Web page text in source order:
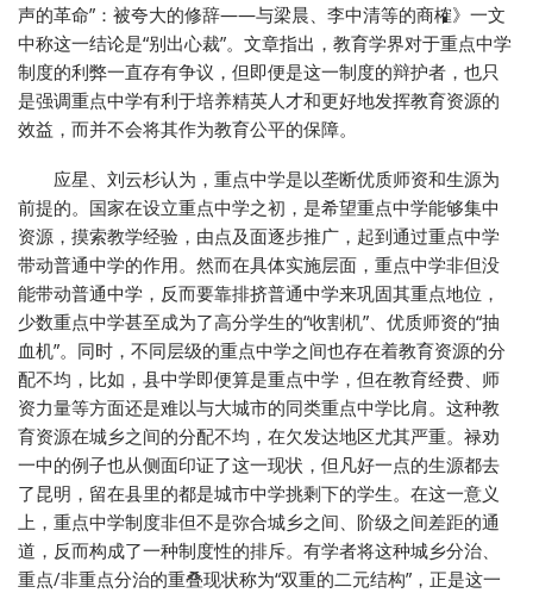
声的革命”：被夸大的修辞——与梁晨、李中清等的商榷》一文
中称这一结论是“别出心裁”。文章指出，教育学界对于重点中学
制度的利弊一直存有争议，但即便是这一制度的辩护者，也只
是强调重点中学有利于培养精英人才和更好地发挥教育资源的
效益，而并不会将其作为教育公平的保障。
应星、刘云杉认为，重点中学是以垄断优质师资和生源为
前提的。国家在设立重点中学之初，是希望重点中学能够集中
资源，摸索教学经验，由点及面逐步推广，起到通过重点中学
带动普通中学的作用。然而在具体实施层面，重点中学非但没
能带动普通中学，反而要靠排挤普通中学来巩固其重点地位，
少数重点中学甚至成为了高分学生的“收割机”、优质师资的“抽
血机”。同时，不同层级的重点中学之间也存在着教育资源的分
配不均，比如，县中学即便算是重点中学，但在教育经费、师
资力量等方面还是难以与大城市的同类重点中学比肩。这种教
育资源在城乡之间的分配不均，在欠发达地区尤其严重。禄劝
一中的例子也从侧面印证了这一现状，但凡好一点的生源都去
了昆明，留在县里的都是城市中学挑剩下的学生。在这一意义
上，重点中学制度非但不是弥合城乡之间、阶级之间差距的通
道，反而构成了一种制度性的排斥。有学者将这种城乡分治、
重点/非重点分治的重叠现状称为“双重的二元结构”，正是这一